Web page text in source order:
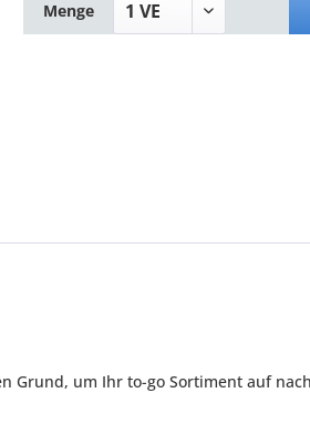
Menge
Grund, um Ihr to-go Sortiment auf